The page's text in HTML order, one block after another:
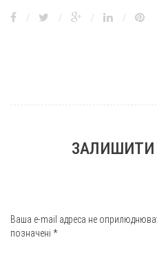
/ / / /
ЗАЛИШИТИ
Ваша e-mail адреса не
позначені *